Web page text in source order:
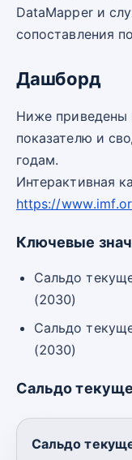
DataMapper и
сопоставления
Дашборд
Ниже приведены
показателю и
годам.
Интерактивная
https://
Ключевые
Сальдо
(2030)
Сальдо
(2030)
Сальдо
Сальдо